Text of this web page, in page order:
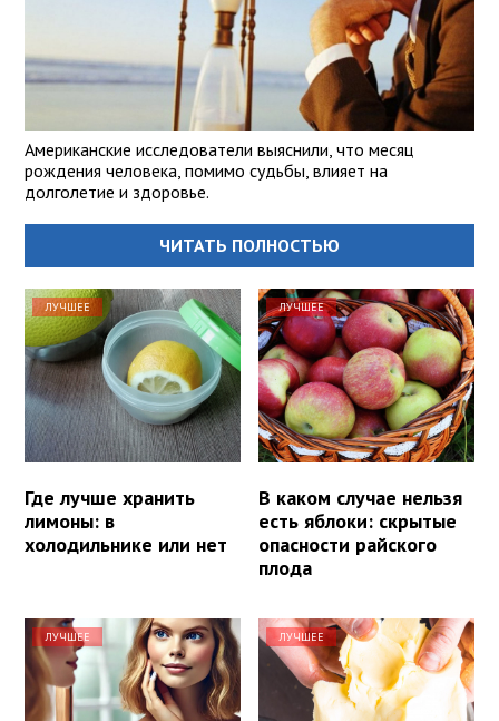
Американские исследователи выяснили, что месяц
рождения человека, помимо судьбы, влияет на
долголетие и здоровье.
ЧИТАТЬ ПОЛНОСТЬЮ
ЛУЧШЕЕ
Где лучше хранить
лимоны: в
холодильнике или нет
ЛУЧШЕЕ
В каком случае нельзя
есть яблоки: скрытые
опасности райского
плода
ЛУЧШЕЕ ЛУЧШЕЕ